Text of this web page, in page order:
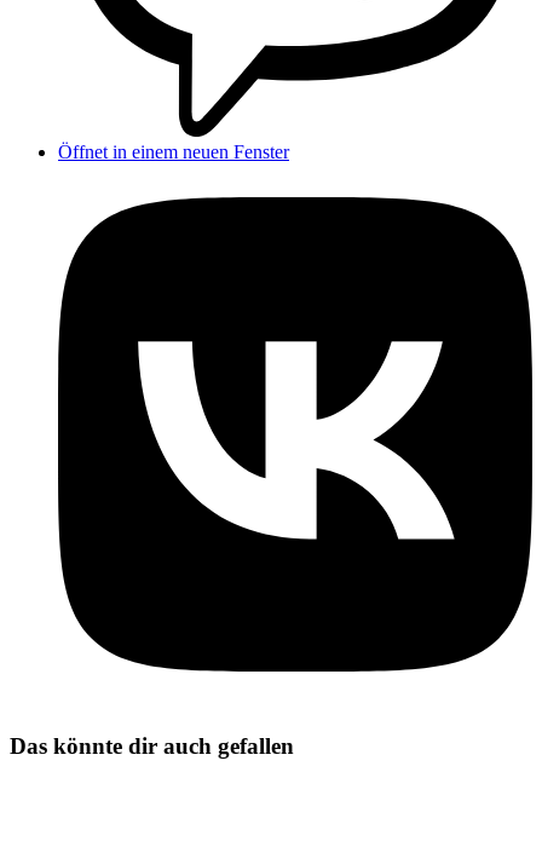
Öffnet in einem neuen Fenster
Das könnte dir auch gefallen